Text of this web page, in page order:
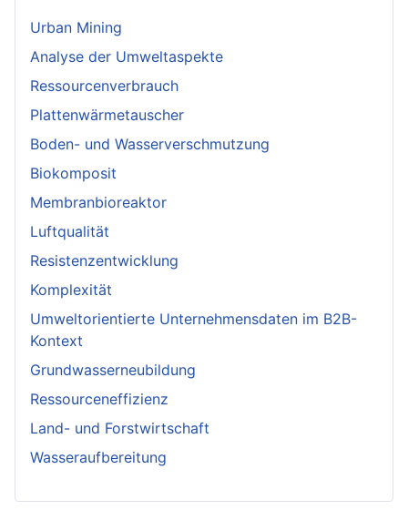
Urban Mining
Analyse der Umweltaspekte
Ressourcenverbrauch
Plattenwärmetauscher
Boden- und Wasserverschmutzung
Biokomposit
Membranbioreaktor
Luftqualität
Resistenzentwicklung
Komplexität
Umweltorientierte Unternehmensdaten im B2B-
Kontext
Grundwasserneubildung
Ressourceneffizienz
Land- und Forstwirtschaft
Wasseraufbereitung